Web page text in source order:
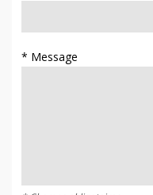
* Message